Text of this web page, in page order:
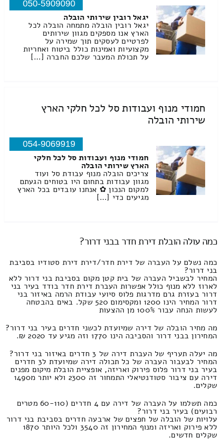
050-5909090
יגאל רובין שירותי הובלה
יגאל רובין הובלה מתמחה הובלה לכל
הארץ אנו מספקים מגוון שירותים
לפרטיים לעסקים תוך שמירה על
מקצועיות ואמינות כולל ביטוח ואחריות
על תכולת המעבר שלכם החברה […]
חמודי מנוף ועבודות סל לכל חלקי הארץ
שירותי הובלה
054-9069919
חמודי מנוף ועבודות סל לכל חלקי
הארץ שירותי הובלה
צריכים הובלה מנוף עבודת סל ועוד
מגוון עבודות בתחום היו בטוחים הגעתם
למקום הנכון ✿ אנחנו עובדים בכל הארץ
מגיעים כדי […]
כמה עולה הובלת דירת חדר בבני דרור?
כמה נשלם על העברה של דירת חדר/דירת דירת סטודיו בסביבת
בני דרור?
המחיר לבשביל העברה של בית קטן מקום בסביבת בני דרור ללא
לארוז ללא מנוף כולל אפשרות העברת דירת חדר בודד בעיר בני
דרור בעזרת גרם מדרגות פלוס סיועי עבודת הרמה באיזור בני
דרור המחיר הינו 1200 ומקסימום 520 שקל. באים בהבטחה
לעשות הנחה עבור 100% מן ההצעות
מה מחיר הובלה של דירה שמיועדת לכשני חדרים בעיר בני דרור?
המחירון בבני דרור והסביבה הינו 1770 וזה מגיע עד 2020 ₪.
מה יעלה תעריף של העברת דירה של 3 חדרים באיזור בני דרור?
המחיר לבעבור העברה של כל תכולה דירה שמיועדת ל3 חדרים
בעיר בני דרור פלוס פירוק ואריזה, אופציית הובלת מיקום מפנים
דירה עם ציבור סטודנטיאלי התמחור זה 2300 ולא יותר מ1490
שקלים.
כמה תשלמו על העברה של דירה עם 4 חדרים (60-110 מטרים
רבועים) בעיר בני דרור?
עלויות של הובלה של חפצים של ארבעה חדרים בסביבת בני דרור
ללא פירוק ואריזה ומנוף המחירון זה 3540 ולכל היותר 1870
שקלים חדשים.